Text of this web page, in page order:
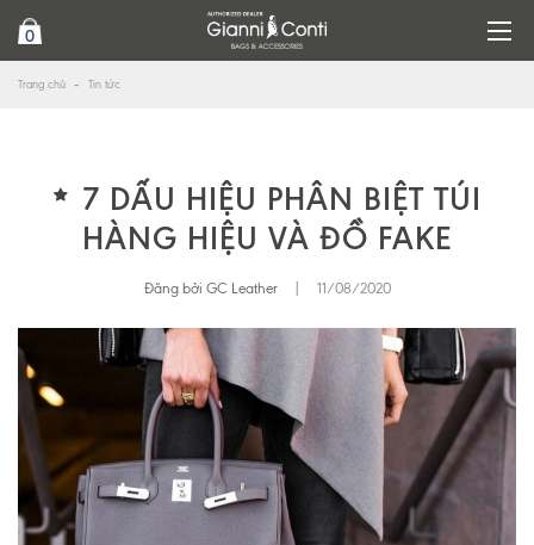
0
Trang chủ Tin tức
7 DẤU HIỆU PHÂN BIỆT TÚI
HÀNG HIỆU VÀ ĐỒ FAKE
Đăng bởi GC Leather 11/08/2020